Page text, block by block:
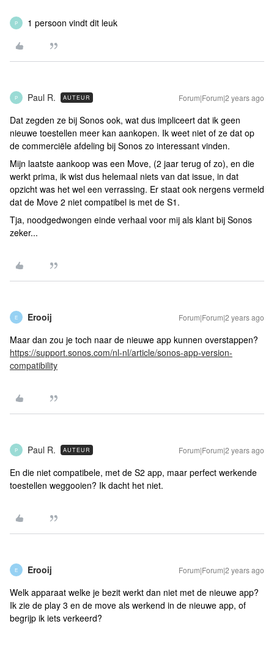
P 1 persoon vindt dit leuk
P Paul R. AUTEUR Forum|Forum|2 years ago
Dat zegden ze bij Sonos ook, wat dus impliceert dat ik geen
nieuwe toestellen meer kan aankopen. Ik weet niet of ze dat op
de commerciële afdeling bij Sonos zo interessant vinden.
Mijn laatste aankoop was een Move, (2 jaar terug of zo), en die
werkt prima, ik wist dus helemaal niets van dat issue, in dat
opzicht was het wel een verrassing. Er staat ook nergens vermeld
dat de Move 2 niet compatibel is met de S1.
Tja, noodgedwongen einde verhaal voor mij als klant bij Sonos
zeker...
E Erooij Forum|Forum|2 years ago
Maar dan zou je toch naar de nieuwe app kunnen overstappen?
https://support.sonos.com/nl-nl/article/sonos-app-version-
compatibility
P Paul R. AUTEUR Forum|Forum|2 years ago
En die niet compatibele, met de S2 app, maar perfect werkende
toestellen weggooien? Ik dacht het niet.
E Erooij Forum|Forum|2 years ago
Welk apparaat welke je bezit werkt dan niet met de nieuwe app?
Ik zie de play 3 en de move als werkend in de nieuwe app, of
begrijp ik iets verkeerd?